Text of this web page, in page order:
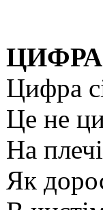
Цифра
Це не
На
Як